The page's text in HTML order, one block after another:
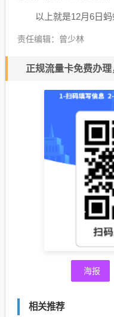
以上就是12月6日蚂
责任编辑：曾少林
正规流量卡免费办
海报
相关推荐